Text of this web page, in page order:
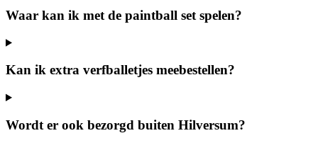
Waar kan ik met de paintball set spelen?
Kan ik extra verfballetjes meebestellen?
Wordt er ook bezorgd buiten Hilversum?